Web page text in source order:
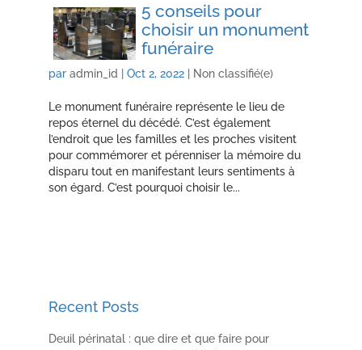
5 conseils pour
choisir un monument
funéraire
par admin_id Oct 2, 2022| Non classifié(e)
Le monument funéraire représente le lieu de
repos éternel du décédé. C’est également
l’endroit que les familles et les proches visitent
pour commémorer et pérenniser la mémoire du
disparu tout en manifestant leurs sentiments à
son égard. C’est pourquoi choisir le...
Recent Posts
Deuil périnatal : que dire et que faire pour